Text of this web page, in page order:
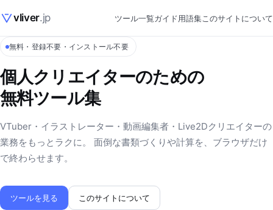
vliver.jp ツール一覧ガイド用語集このサイトについて
無料・登録不要・インストール不要
個人クリエイターのための
無料ツール集
VTuber・イラストレーター・動画編集者・Live2Dクリエイターの
業務をもっとラクに。 面倒な書類づくりや計算を、ブラウザだけ
で終わらせます。
ツールを見る このサイトについて